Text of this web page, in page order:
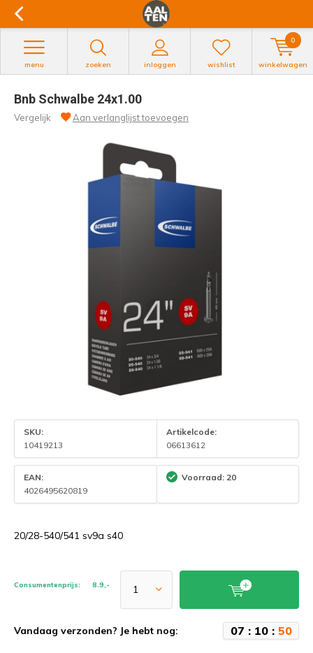
zoeken inloggen
menu wishlist winkelwagen
0
Bnb Schwalbe 24x1.00
Vergelijk Aan verlanglijst toevoegen
SKU:
10419213
Artikelcode:
06613612
EAN:
4026495620819
Voorraad: 20
20/28-540/541 sv9a s40
Consumentenprijs: 8.9,-
Vandaag verzonden? Je hebt nog: 07 : 10: 50